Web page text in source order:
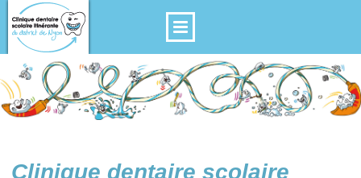
Clinique dentaire scolaire